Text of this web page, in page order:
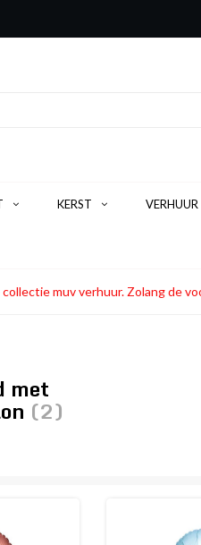
KERST VERHUUR
muv verhuur. Zolang de
met
(2)